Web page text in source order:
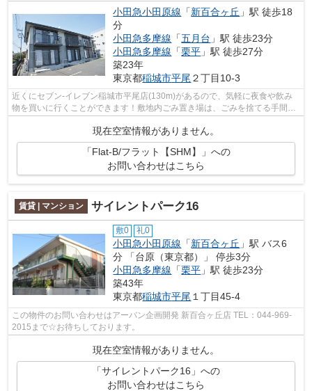
小田急小田原線 「新百合ヶ丘 」駅 徒歩18
分
小田急多摩線 「五月台 」駅 徒歩23分
小田急多摩線 「栗平 」駅 徒歩27分
築23年
東京都稲城市平尾 ２丁目10-3
近くにセブン-イレブン稲城市平尾店(130m)があるので、気軽に夜食や飲み
物を買いに行くことができます！敷地内ごみ置き場は、ごみを捨てる手間を
現在空室情報がありません。
「Flat-B/フラット【SHM】」への
お問い合わせはこちら
賃貸 | マンション サイレントパーク16
敷0 礼0
小田急小田原線 「新百合ヶ丘 」駅 バス6
分 「台原（東京都）」 停歩3分
小田急多摩線 「栗平 」駅 徒歩23分
築43年
東京都稲城市平尾 １丁目45-4
この物件のお問い合わせはアーバン企画開発 新百合ヶ丘店 TEL：044-969-
2015まで☆お待ちしております。
現在空室情報がありません。
「サイレントパーク16」への
お問い合わせはこちら